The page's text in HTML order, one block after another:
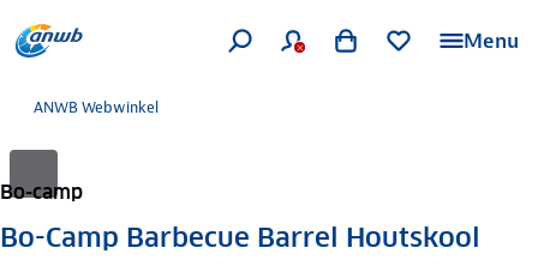
Menu
ANWB Webwinkel
Bo-camp
Bo-Camp Barbecue Barrel Houtskool